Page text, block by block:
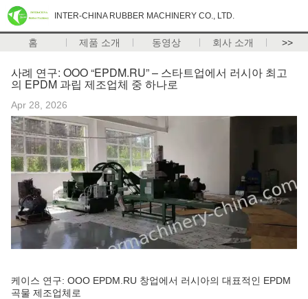
INTER-CHINA RUBBER MACHINERY CO., LTD.
홈 제품 소개 동영상 회사 소개 >>
사례 연구: OOO “EPDM.RU” – 스타트업에서 러시아 최고
의 EPDM 과립 제조업체 중 하나로
Apr 28, 2026
케이스 연구: OOO EPDM.RU 창업에서 러시아의 대표적인 EPDM
곡물 제조업체로